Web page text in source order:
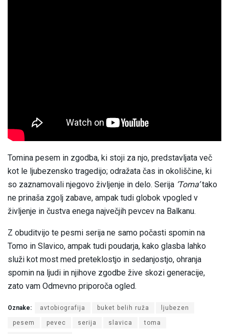
Tomina pesem in zgodba, ki stoji za njo, predstavljata več
kot le ljubezensko tragedijo; odražata čas in okoliščine, ki
so zaznamovali njegovo življenje in delo. Serija ‘Toma’tako
ne prinaša zgolj zabave, ampak tudi globok vpogled v
življenje in čustva enega največjih pevcev na Balkanu.
Z obuditvijo te pesmi serija ne samo počasti spomin na
Tomo in Slavico, ampak tudi poudarja, kako glasba lahko
služi kot most med preteklostjo in sedanjostjo, ohranja
spomin na ljudi in njihove zgodbe žive skozi generacije,
zato vam Odmevno priporoča ogled.
Oznake: avtobiografija buket belih ruža ljubezen
pesem pevec serija slavica toma